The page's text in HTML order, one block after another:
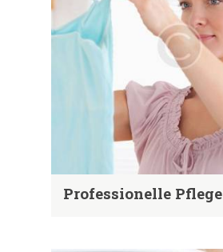
Professionelle Pflege